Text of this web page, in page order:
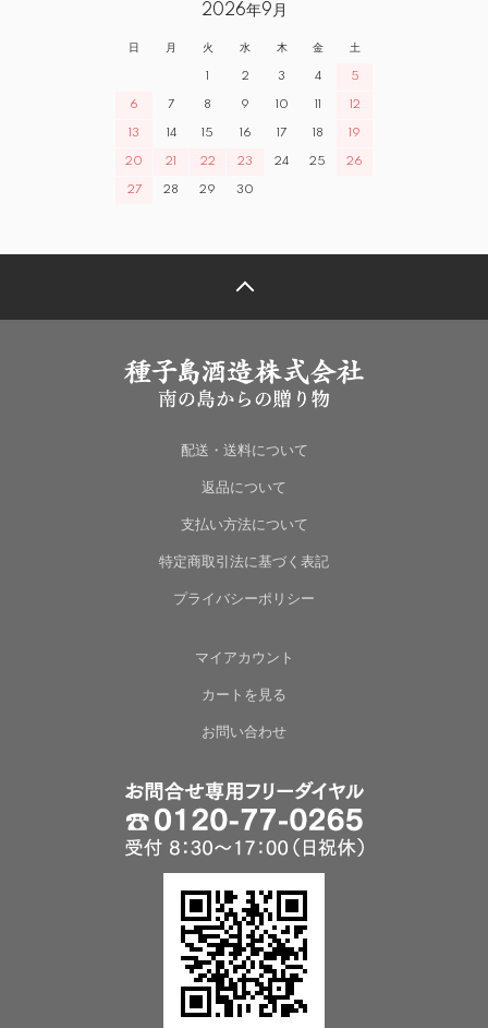
2026年9月
日 月 火 水 木 金 土
1 2 3 4 5
6 7 8 9 10 11 12
13 14 15 16 17 18 19
20 21 22 23 24 25 26
27 28 29 30
配送・送料について
返品について
支払い方法について
特定商取引法に基づく表記
プライバシーポリシー
マイアカウント
カートを見る
お問い合わせ